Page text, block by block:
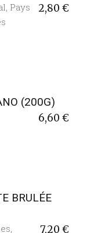
2,80 €
Pays
(200G)
6,60 €
BRULÉE
7,20 €